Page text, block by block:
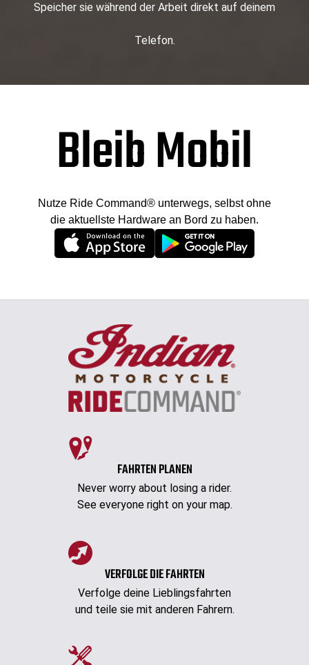
Speicher sie während der Arbeit direkt auf deinem
Telefon.
Bleib Mobil
Nutze Ride Command® unterwegs, selbst ohne
die aktuellste Hardware an Bord zu haben.
FAHRTEN PLANEN
Never worry about losing a rider.
See everyone right on your map.
VERFOLGE DIE FAHRTEN
Verfolge deine Lieblingsfahrten
und teile sie mit anderen Fahrern.